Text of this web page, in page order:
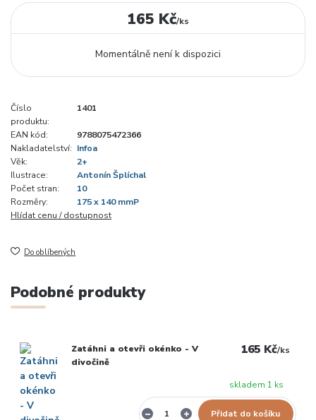
165 Kč/ks
Momentálně není k dispozici
Číslo
produktu:
1401
EAN kód:
9788075472366
Nakladatelství: Infoa
Věk:
2+
Ilustrace:
Antonín Šplíchal
Počet stran:
10
Rozměry:
175 x 140 mmP
Hlídat cenu / dostupnost
Do oblíbených
Podobné produkty
Zatáhni a otevři okénko - V
divočině
165 Kč/ks
skladem 1 ks
Přidat do košíku